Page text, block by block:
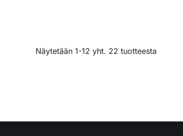
Näytetään 1-12 yht. 22 tuotteesta